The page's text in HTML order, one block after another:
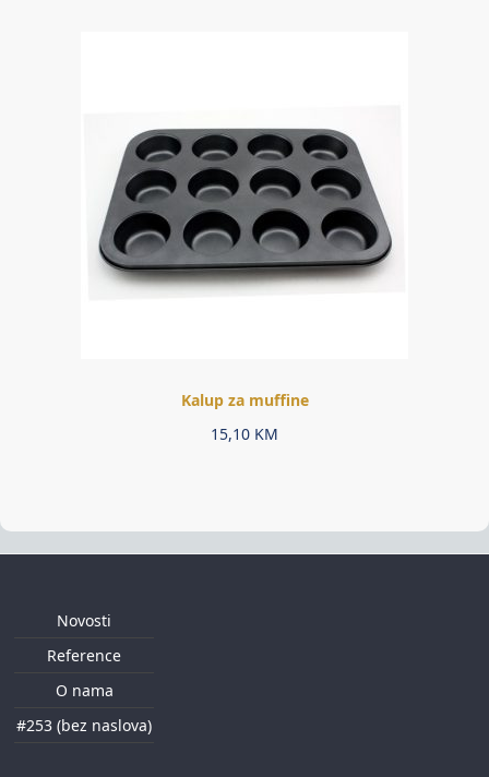
Kalup za muffine
15,10 KM
Novosti
Reference
O nama
#253 (bez naslova)